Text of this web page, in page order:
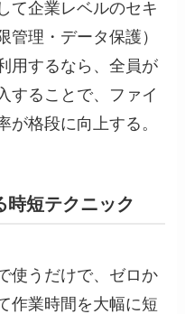
て企業レベルのセキ
管理・データ保護）
用するなら、全員が
することで、ファイ
が格段に向上する。
時短テクニック
使うだけで、ゼロか
作業時間を大幅に短